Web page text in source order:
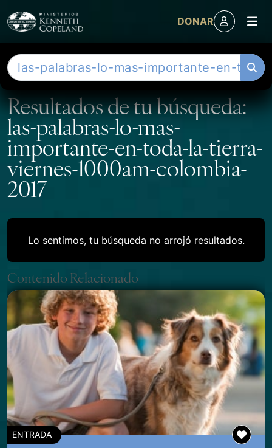
DONAR
B
u
c
a
r
Resultados de tu búsqueda:
las-palabras-lo-mas-
importante-en-toda-la-tierra-
viernes-1000am-colombia-
2017
Lo sentimos, tu búsqueda no arrojó resultados.
Contenido Relacionado
ENTRADA